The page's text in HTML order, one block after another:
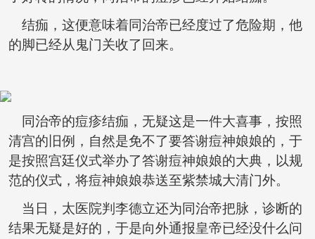
结痂，这便意味着同治帝已经度过了危险期，他
的脚已经从鬼门关收了回来。
同治帝的痘疹结痂，无疑这是一件大喜事，按照
清宫的旧例，自然是免不了要答谢痘神娘娘的，于
是按照宫廷仪式举办了答谢痘神娘娘的大典，以规
范的仪式，将痘神娘娘恭送至紫禁城大清门外。
当日，太医院判李德立还为同治帝把脉，诊断的
结果无疑是好的，于是向外通报皇帝已经没什么问